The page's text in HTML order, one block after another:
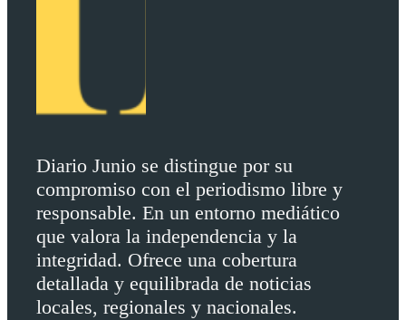
Diario Junio se distingue por su
compromiso con el periodismo libre y
responsable. En un entorno mediático
que valora la independencia y la
integridad. Ofrece una cobertura
detallada y equilibrada de noticias
locales, regionales y nacionales.